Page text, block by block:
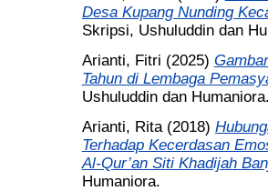
Desa Kupang Nunding
Skripsi, Ushuluddin dan
Arianti, Fitri (2025)
Tahun di Lembaga
Ushuluddin dan
Arianti, Rita(2018)
Terhadap Kecerdasan
Al-Qur’an Siti Khadijah
Humaniora.